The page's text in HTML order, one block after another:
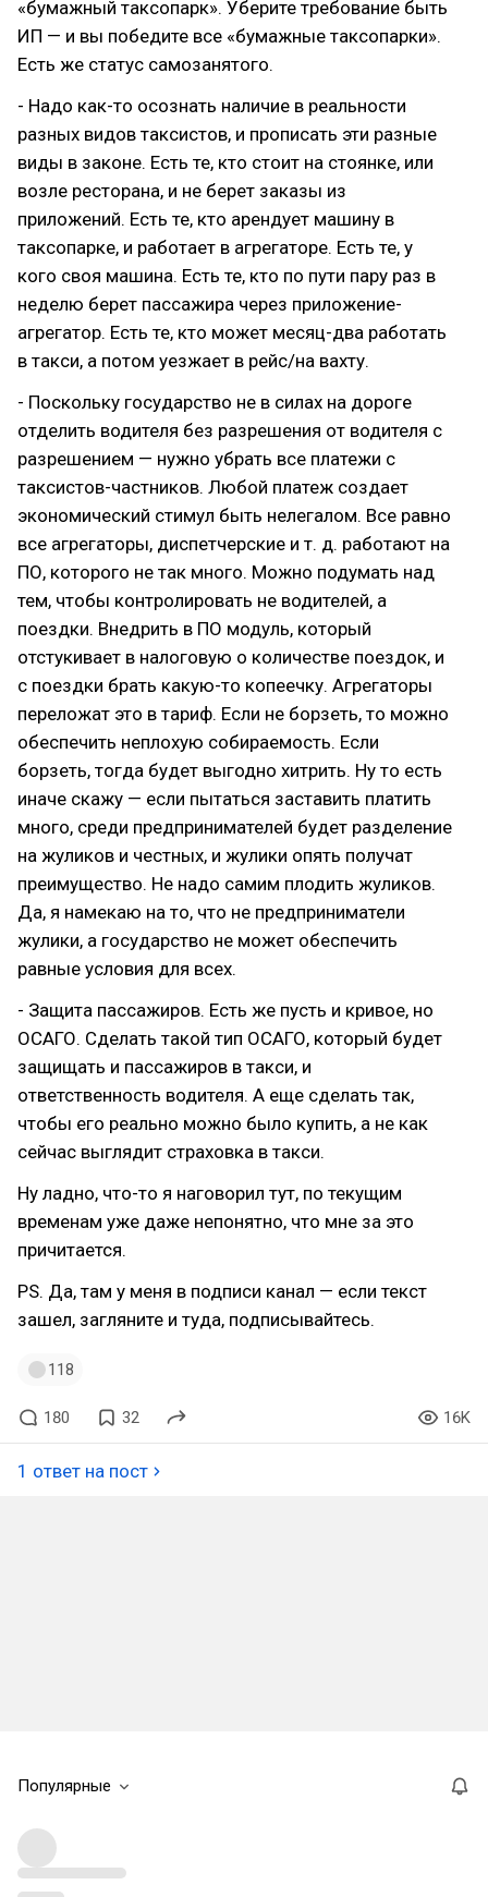
«бумажный таксопарк». Уберите требование быть
ИП — и вы победите все «бумажные таксопарки».
Есть же статус самозанятого.
- Надо как-то осознать наличие в реальности
разных видов таксистов, и прописать эти разные
виды в законе. Есть те, кто стоит на стоянке, или
возле ресторана, и не берет заказы из
приложений. Есть те, кто арендует машину в
таксопарке, и работает в агрегаторе. Есть те, у
кого своя машина. Есть те, кто по пути пару раз в
неделю берет пассажира через приложение-
агрегатор. Есть те, кто может месяц-два работать
в такси, а потом уезжает в рейс/на вахту.
- Поскольку государство не в силах на дороге
отделить водителя без разрешения от водителя с
разрешением — нужно убрать все платежи с
таксистов-частников. Любой платеж создает
экономический стимул быть нелегалом. Все равно
все агрегаторы, диспетчерские и т. д. работают на
ПО, которого не так много. Можно подумать над
тем, чтобы контролировать не водителей, а
поездки. Внедрить в ПО модуль, который
отстукивает в налоговую о количестве поездок, и
с поездки брать какую-то копеечку. Агрегаторы
переложат это в тариф. Если не борзеть, то можно
обеспечить неплохую собираемость. Если
борзеть, тогда будет выгодно хитрить. Ну то есть
иначе скажу — если пытаться заставить платить
много, среди предпринимателей будет разделение
на жуликов и честных, и жулики опять получат
преимущество. Не надо самим плодить жуликов.
Да, я намекаю на то, что не предприниматели
жулики, а государство не может обеспечить
равные условия для всех.
- Защита пассажиров. Есть же пусть и кривое, но
ОСАГО. Сделать такой тип ОСАГО, который будет
защищать и пассажиров в такси, и
ответственность водителя. А еще сделать так,
чтобы его реально можно было купить, а не как
сейчас выглядит страховка в такси.
Ну ладно, что-то я наговорил тут, по текущим
временам уже даже непонятно, что мне за это
причитается.
PS. Да, там у меня в подписи канал — если текст
зашел, загляните и туда, подписывайтесь.
118
180 32 16K
1 ответ на пост
Популярные